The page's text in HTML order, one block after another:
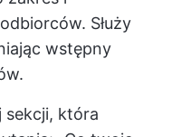
Służy
wstępny
sekcji, która